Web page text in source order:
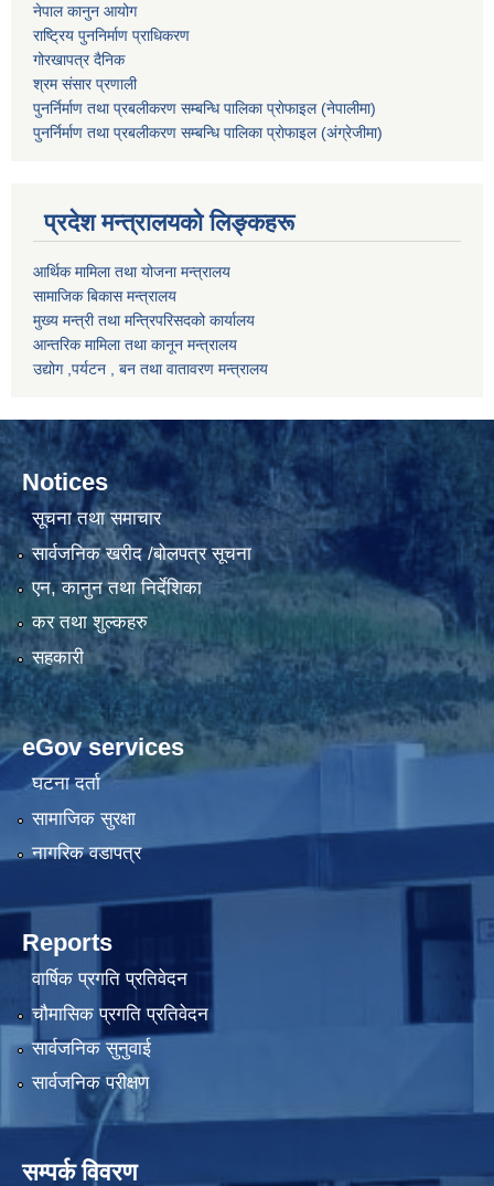
नेपाल कानुन आयोग
राष्ट्रिय पुननिर्माण प्राधिकरण
गोरखापत्र दैनिक
श्रम संसार प्रणाली
पुनर्निर्माण तथा प्रबलीकरण सम्बन्धि पालिका प्राेफाइल (नेपालीमा)
पुनर्निर्माण तथा प्रबलीकरण सम्बन्धि पालिका प्राेफाइल(अंग्रेजीमा)
प्रदेश मन्त्रालयको लिङ्कहरू
आर्थिक मामिला तथा योजना मन्त्रालय
सामाजिक बिकास मन्त्रालय
मुख्य मन्त्री तथा मन्त्रिपरिसदको कार्यालय
आन्तरिक मामिला तथा कानून मन्त्रालय
उद्योग ,पर्यटन , बन तथा वातावरण मन्त्रालय
Notices
सूचना तथा समाचार
सार्वजनिक खरीद /बोलपत्र सूचना
एन, कानुन तथा निर्देशिका
कर तथा शुल्कहरु
सहकारी
eGov services
घटना दर्ता
सामाजिक सुरक्षा
नागरिक वडापत्र
Reports
वार्षिक प्रगति प्रतिवेदन
चौमासिक प्रगति प्रतिवेदन
सार्वजनिक सुनुवाई
सार्वजनिक परीक्षण
सम्पर्क विवरण